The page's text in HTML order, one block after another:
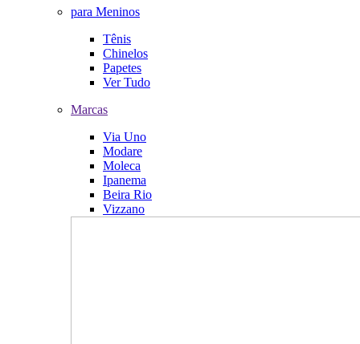
para Meninos
Tênis
Chinelos
Papetes
Ver Tudo
Marcas
Via Uno
Modare
Moleca
Ipanema
Beira Rio
Vizzano